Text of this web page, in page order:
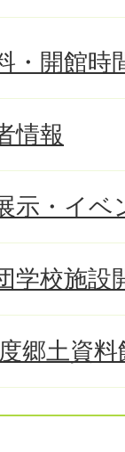
・開館時
情報
示・イベ
学校施設
郷土資